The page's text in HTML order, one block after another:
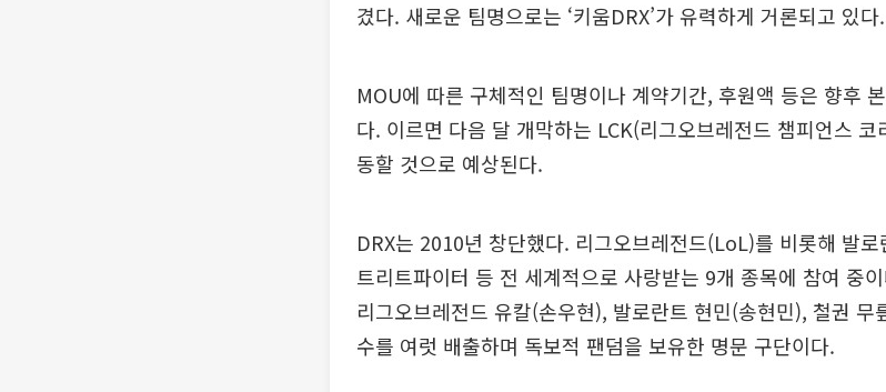
겼다. 새로운 팀명으로는 ‘키움DRX’가 유력하게 거론되고 있다.
MOU에 따른 구체적인 팀명이나 계약기간, 후원액 등은 향후
다. 이르면 다음 달 개막하는 LCK(리그오브레전드 챔피언스
동할 것으로 예상된다.
DRX는 2010년 창단했다. 리그오브레전드(LoL)를 비롯해 발
트리트파이터 등 전 세계적으로 사랑받는 9개 종목에 참여 중
리그오브레전드 유칼(손우현), 발로란트 현민(송현민), 철권 무
수를 여럿 배출하며 독보적 팬덤을 보유한 명문 구단이다.